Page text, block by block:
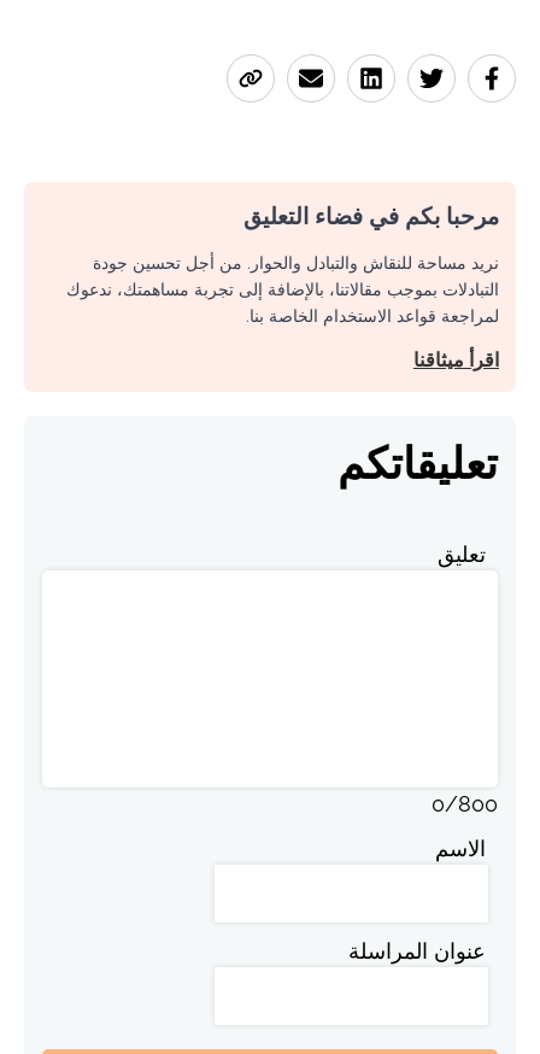
مرحبا بكم في فضاء التعليق
نريد مساحة للنقاش والتبادل والحوار. من أجل تحسين جودة
التبادلات بموجب مقالاتنا، بالإضافة إلى تجربة مساهمتك، ندعوك
لمراجعة قواعد الاستخدام الخاصة بنا.
اقرأ ميثاقنا
تعليقاتكم
تعليق
0/800
الاسم
عنوان المراسلة